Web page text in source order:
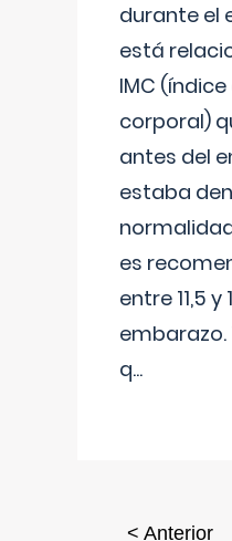
durante el
está
IMC
corporal)
antes del
estaba
es
entre 11,5
embarazo.
q...
< Anterior